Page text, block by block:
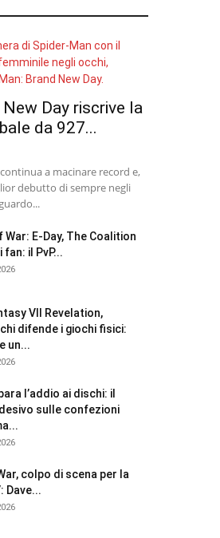
Day riscrive la
da 927...
a macinare record e,
debutto di sempre negli
War: E-Day, The Coalition
il PvP...
VII Revelation,
difende i giochi fisici:
un...
l’addio ai dischi: il
sulle confezioni
colpo di scena per la
Dave...